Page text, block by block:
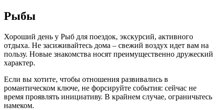
Рыбы
Хороший день у Рыб для поездок, экскурсий, активного
отдыха. Не засиживайтесь дома – свежий воздух идет вам на
пользу. Новые знакомства носят преимущественно дружеский
характер.
Если вы хотите, чтобы отношения развивались в
романтическом ключе, не форсируйте события: сейчас не
время проявлять инициативу. В крайнем случае, ограничьтесь
намеком.